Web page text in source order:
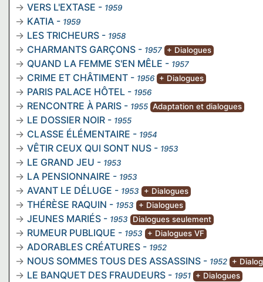
VERS L'EXTASE - 1959
KATIA - 1959
LES TRICHEURS - 1958
CHARMANTS GARÇONS - 1957 + Dialogues
QUAND LA FEMME S'EN MÊLE - 1957
CRIME ET CHÂTIMENT - 1956 + Dialogues
PARIS PALACE HÔTEL - 1956
RENCONTRE À PARIS - 1955 Adaptation et dialogues
LE DOSSIER NOIR - 1955
CLASSE ÉLÉMENTAIRE - 1954
VÊTIR CEUX QUI SONT NUS - 1953
LE GRAND JEU - 1953
LA PENSIONNAIRE - 1953
AVANT LE DÉLUGE - 1953 + Dialogues
THÉRÈSE RAQUIN - 1953 + Dialogues
JEUNES MARIÉS - 1953 Dialogues seulement
RUMEUR PUBLIQUE - 1953 + Dialogues VF
ADORABLES CRÉATURES - 1952
NOUS SOMMES TOUS DES ASSASSINS - 1952 +
LE BANQUET DES FRAUDEURS - 1951 + Dialogues